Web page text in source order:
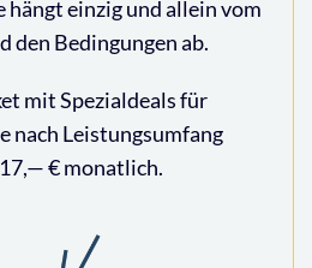
hängt einzig und allein vom
den Bedingungen ab.
mit Spezialdeals für
nach Leistungsumfang
€ monatlich.